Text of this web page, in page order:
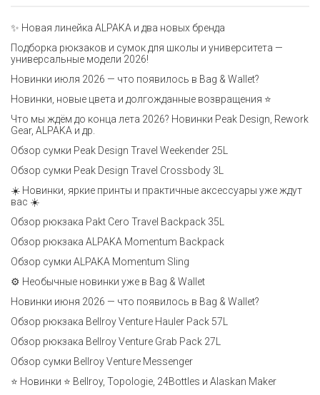
✨ Новая линейка ALPAKA и два новых бренда
Подборка рюкзаков и сумок для школы и университета —
универсальные модели 2026!
Новинки июля 2026 — что появилось в Bag & Wallet?
Новинки, новые цвета и долгожданные возвращения ⭐️
Что мы ждём до конца лета 2026? Новинки Peak Design, Rework
Gear, ALPAKA и др.
Обзор сумки Peak Design Travel Weekender 25L
Обзор сумки Peak Design Travel Crossbody 3L
☀️ Новинки, яркие принты и практичные аксессуары уже ждут
вас ☀️
Обзор рюкзака Pakt Cero Travel Backpack 35L
Обзор рюкзака ALPAKA Momentum Backpack
Обзор сумки ALPAKA Momentum Sling
⚙️ Необычные новинки уже в Bag & Wallet
Новинки июня 2026 — что появилось в Bag & Wallet?
Обзор рюкзака Bellroy Venture Hauler Pack 57L
Обзор рюкзака Bellroy Venture Grab Pack 27L
Обзор сумки Bellroy Venture Messenger
⭐ Новинки ⭐ Bellroy, Topologie, 24Bottles и Alaskan Maker